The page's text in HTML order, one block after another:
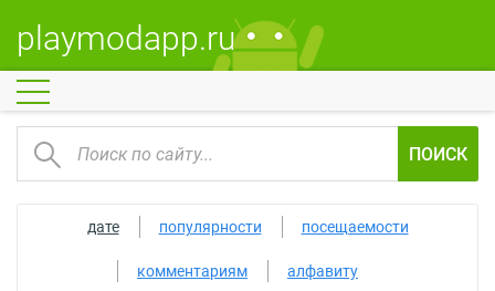
playmodapp.ru
ПОИСК
дате популярности посещаемости
комментариям алфавиту